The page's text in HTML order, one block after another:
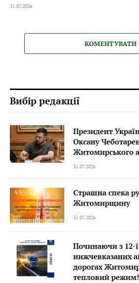
31.07.2026
КОМЕНТУВАТИ
Вибір редакції
Президент
Оксану
Житомирського
31.07.2026
Страшна спека
Житомирщину
31.07.2026
Починаючи з 12-
нижчевказаних
дорогах
тепловий режим!